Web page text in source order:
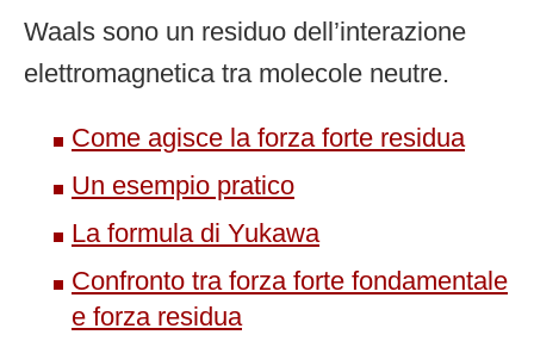
Waals sono un residuo dell’interazione
elettromagnetica tra molecole neutre.
Come agisce la forza forte residua
Un esempio pratico
La formula di Yukawa
Confronto tra forza forte fondamentale
e forza residua